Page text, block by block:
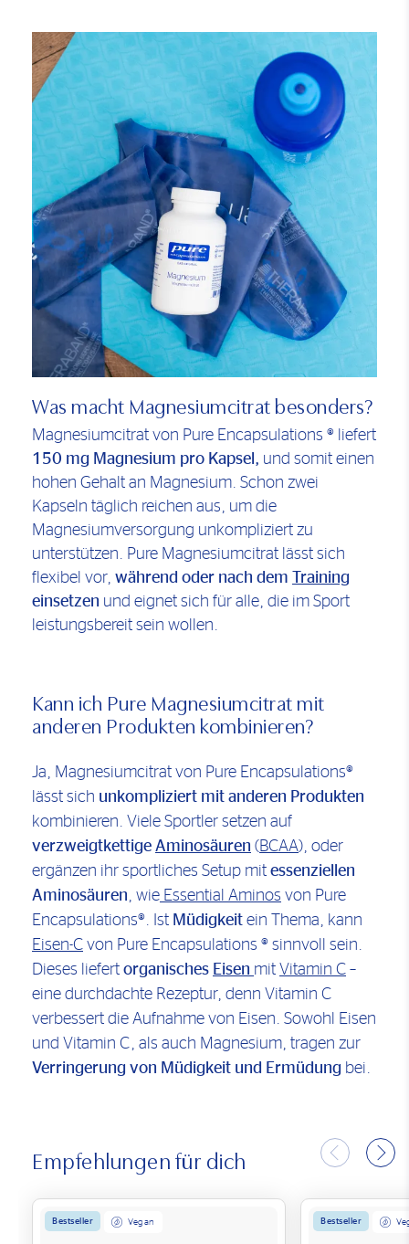
Was macht Magnesiumcitrat besonders?
Magnesiumcitrat von Pure Encapsulations ® liefert
150 mg Magnesium pro Kapsel, und somit einen
hohen Gehalt an Magnesium. Schon zwei
Kapseln täglich reichen aus, um die
Magnesiumversorgung unkompliziert zu
unterstützen. Pure Magnesiumcitrat lässt sich
flexibel vor, während oder nach dem
Training
einsetzen und eignet sich für alle, die im Sport
leistungsbereit sein wollen.
Kann ich Pure Magnesiumcitrat mit
anderen Produkten kombinieren?
Ja, Magnesiumcitrat von Pure Encapsulations®
lässt sich unkompliziert mit anderen Produkten
kombinieren. Viele Sportler setzen auf
verzweigtkettige Aminosäuren (BCAA), oder
ergänzen ihr sportliches Setup mit essenziellen
Aminosäuren, wie Essential Aminos von Pure
Encapsulations®. Ist Müdigkeit ein Thema, kann
Eisen-C von Pure Encapsulations ® sinnvoll sein.
Dieses liefert organisches Eisen mit Vitamin C –
eine durchdachte Rezeptur, denn Vitamin C
verbessert die Aufnahme von Eisen. Sowohl Eisen
und Vitamin C, als auch Magnesium, tragen zur
Verringerung von Müdigkeit und Ermüdung bei.
Empfehlungen für dich
Bestseller Vegan Bestseller